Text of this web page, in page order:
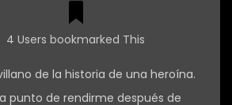
4 Users bookmarked This
de la historia de una heroína.
punto de rendirme después de